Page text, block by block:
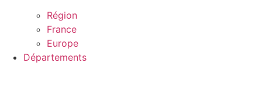
Région
France
Europe
Départements